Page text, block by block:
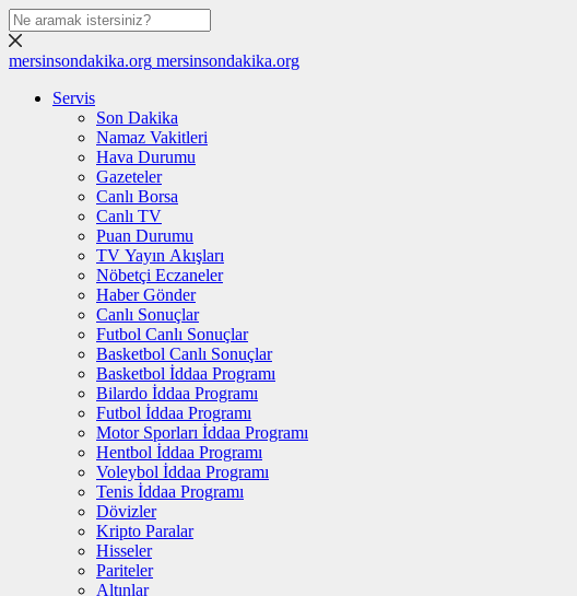
mersinsondakika.org mersinsondakika.org
Servis
Son Dakika
Namaz Vakitleri
Hava Durumu
Gazeteler
Canlı Borsa
Canlı TV
Puan Durumu
TV Yayın Akışları
Nöbetçi Eczaneler
Haber Gönder
Canlı Sonuçlar
Futbol Canlı Sonuçlar
Basketbol Canlı Sonuçlar
Basketbol İddaa Programı
Bilardo İddaa Programı
Futbol İddaa Programı
Motor Sporları İddaa Programı
Hentbol İddaa Programı
Voleybol İddaa Programı
Tenis İddaa Programı
Dövizler
Kripto Paralar
Hisseler
Pariteler
Altınlar